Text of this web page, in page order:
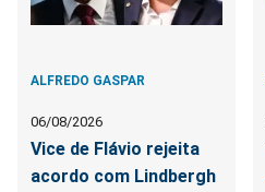
ALFREDO GASPAR
06/08/2026
Vice de Flávio rejeita
acordo com Lindbergh